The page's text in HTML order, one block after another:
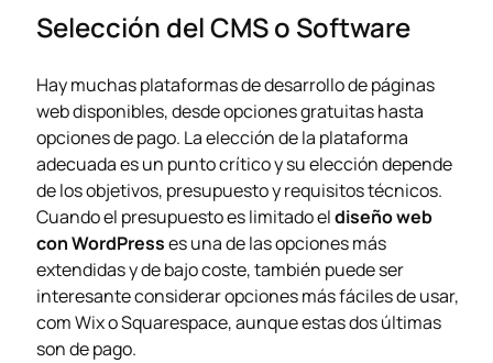
Selección del CMS o Software
Hay muchas plataformas de desarrollo de páginas
web disponibles, desde opciones gratuitas hasta
opciones de pago. La elección de la plataforma
adecuada es un punto crítico y su elección depende
de los objetivos, presupuesto y requisitos técnicos.
Cuando el presupuesto es limitado eldiseño web
con WordPresses una de las opciones más
extendidas y de bajo coste, también puede ser
interesante considerar opciones más fáciles de usar,
comWixoSquarespace, aunque estas dos últimas
son de pago.